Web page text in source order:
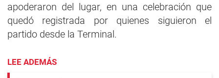
apoderaron del lugar, en una celebración que
quedó registrada por quienes siguieron el
partido desde la Terminal.
LEE ADEMÁS